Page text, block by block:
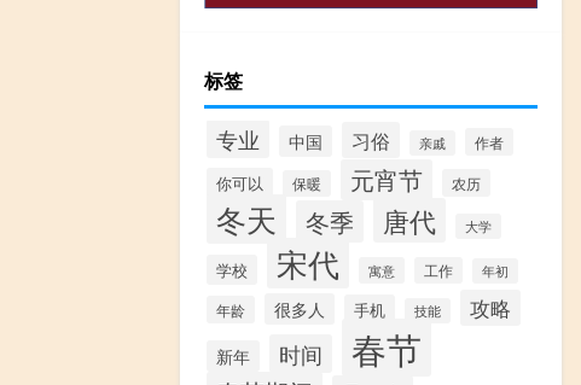
标签
专业 中国 习俗 亲戚 作者
你可以 保暖 元宵节 农历
冬天 冬季 唐代 大学
学校 宋代 寓意 工作 年初
年龄 很多人 手机 技能 攻略
新年 时间 春节